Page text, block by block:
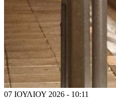
07 ΙΟΥΛΙΟΥ 2026 - 10:11